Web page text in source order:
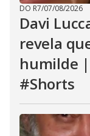
DO R7/07/08/2026
Davi
revela
humilde |
#Shorts